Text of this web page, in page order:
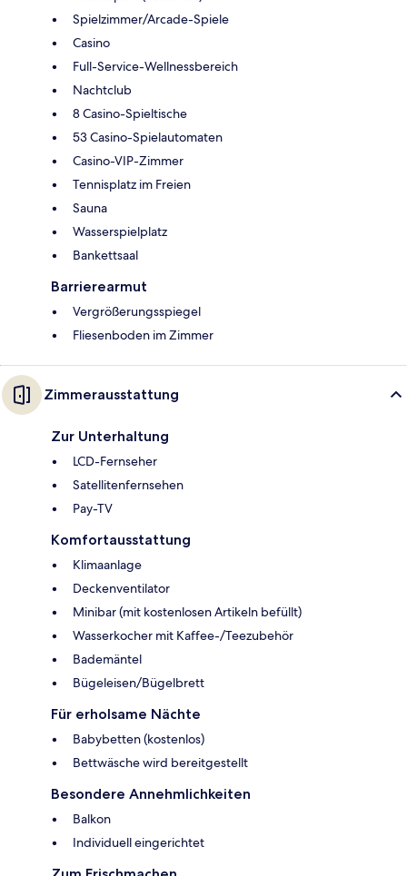
Spielzimmer/Arcade-Spiele
Casino
Full-Service-Wellnessbereich
Nachtclub
8 Casino-Spieltische
53 Casino-Spielautomaten
Casino-VIP-Zimmer
Tennisplatz im Freien
Sauna
Wasserspielplatz
Bankettsaal
Barrierearmut
Vergrößerungsspiegel
Fliesenboden im Zimmer
Zimmerausstattung
Zur Unterhaltung
LCD-Fernseher
Satellitenfernsehen
Pay-TV
Komfortausstattung
Klimaanlage
Deckenventilator
Minibar (mit kostenlosen Artikeln befüllt)
Wasserkocher mit Kaffee-/Teezubehör
Bademäntel
Bügeleisen/Bügelbrett
Für erholsame Nächte
Babybetten (kostenlos)
Bettwäsche wird bereitgestellt
Besondere Annehmlichkeiten
Balkon
Individuell eingerichtet